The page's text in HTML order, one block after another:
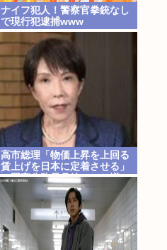
ナイフ犯人！警察官拳銃なし
で現行犯逮捕www
高市総理「物価上昇を上回る
賃上げを日本に定着させる」
→国家公務員月給3.51％増へ
地方公務員も追随する見通し